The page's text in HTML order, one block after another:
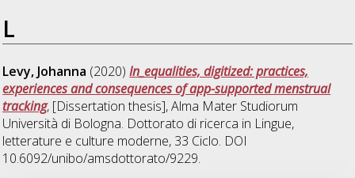
L
Levy, Johanna (2020)In_equalities, digitized: practices,
experiences and consequences of app-supported menstrual
tracking, [Dissertation thesis], Alma Mater Studiorum
Università di Bologna. Dottorato di ricerca in Lingue,
letterature e culture moderne, 33 Ciclo. DOI
10.6092/unibo/amsdottorato/9229.